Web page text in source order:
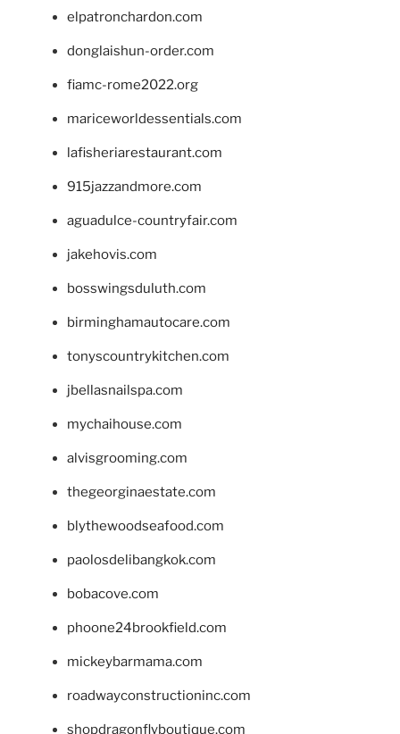
elpatronchardon.com
donglaishun-order.com
fiamc-rome2022.org
mariceworldessentials.com
lafisheriarestaurant.com
915jazzandmore.com
aguadulce-countryfair.com
jakehovis.com
bosswingsduluth.com
birminghamautocare.com
tonyscountrykitchen.com
jbellasnailspa.com
mychaihouse.com
alvisgrooming.com
thegeorginaestate.com
blythewoodseafood.com
paolosdelibangkok.com
bobacove.com
phoone24brookfield.com
mickeybarmama.com
roadwayconstructioninc.com
shopdragonflyboutique.com